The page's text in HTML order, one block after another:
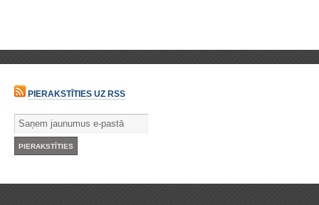
PIERAKSTĪTIES UZ RSS